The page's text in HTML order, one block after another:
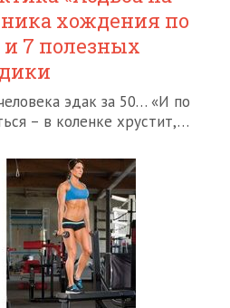
хождения по
7 полезных
эдак за 50… «И по
– в коленке хрустит,…